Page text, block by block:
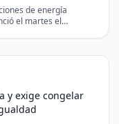
de energía
el martes el…
y exige congelar